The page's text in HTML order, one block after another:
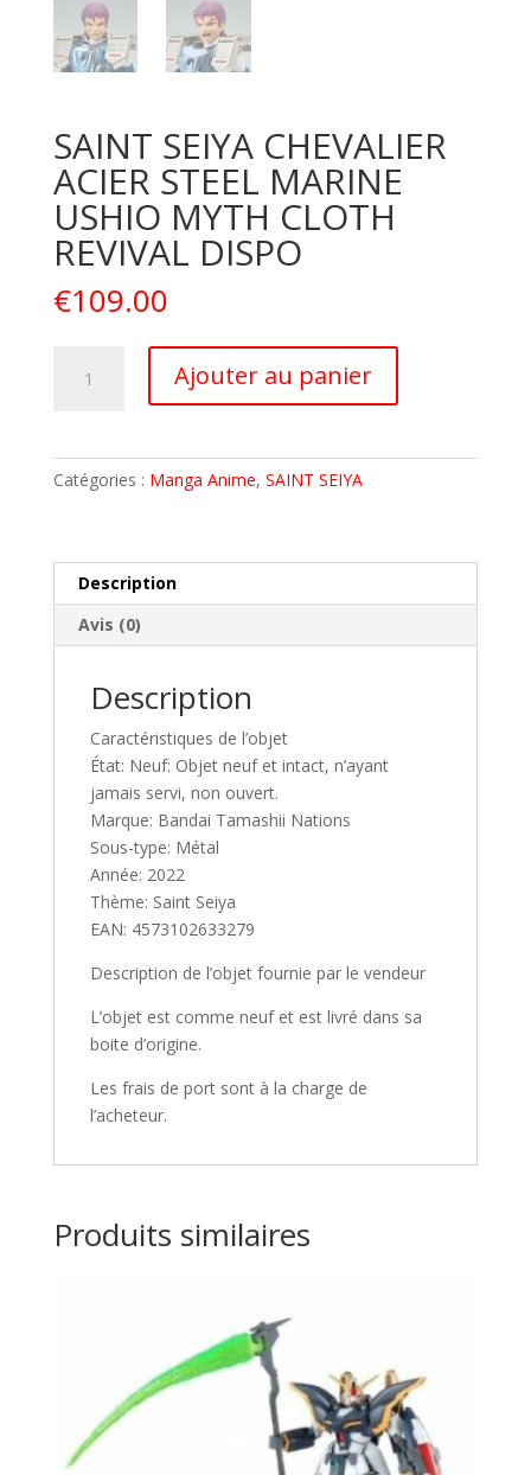
SAINT SEIYA CHEVALIER
ACIER STEEL MARINE
USHIO MYTH CLOTH
REVIVAL DISPO
€109.00
ACIER
USHIO
MYTH
CLOTH
DISPO
Ajouter au panier
v
Catégories : Manga Anime, SAINT SEIYA
Description
Avis (0)
Description
Caractéristiques de l’objet
État: Neuf: Objet neuf et intact, n’ayant
jamais servi, non ouvert.
Marque: Bandai Tamashii Nations
Sous-type: Métal
Année: 2022
Thème: Saint Seiya
EAN: 4573102633279
Description de l’objet fournie par le vendeur
L’objet est comme neuf et est livré dans sa
boite d’origine.
Les frais de port sont à la charge de
l’acheteur.
Produits similaires